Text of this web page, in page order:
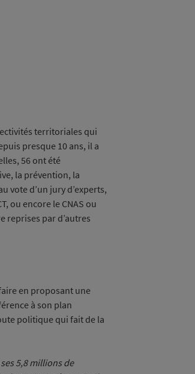
territoriales qui
presque 10 ans, il a
56 ont été
la prévention, la
vote d’un jury d’experts,
ou encore le CNAS ou
reprises par d’autres
en proposant une
à son plan
politique qui fait de la
5,8 millions de